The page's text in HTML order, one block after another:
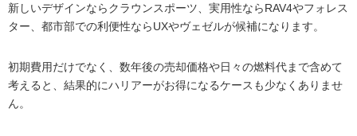
新しいデザインならクラウンスポーツ、実用性ならRAV4やフォレス
ター、都市部での利便性ならUXやヴェゼルが候補になります。
初期費用だけでなく、数年後の売却価格や日々の燃料代まで含めて
考えると、結果的にハリアーがお得になるケースも少なくありませ
ん。